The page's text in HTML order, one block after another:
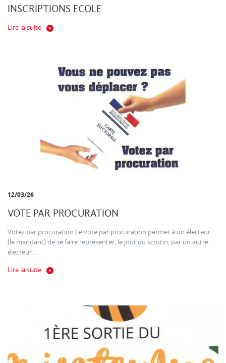
INSCRIPTIONS ECOLE
Lire la suite
12/03/26
VOTE PAR PROCURATION
Votez par procuration Le vote par procuration permet à un électeur
(le mandant) de se faire représenter, le jour du scrutin, par un autre
électeur...
Lire la suite